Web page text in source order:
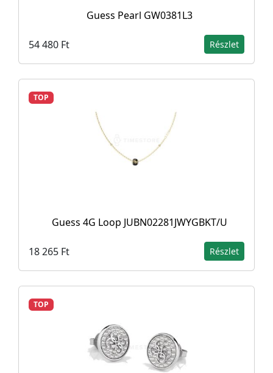
Guess Pearl GW0381L3
54 480 Ft Részlet
TOP
Guess 4G Loop JUBN02281JWYGBKT/U
18 265 Ft Részlet
TOP